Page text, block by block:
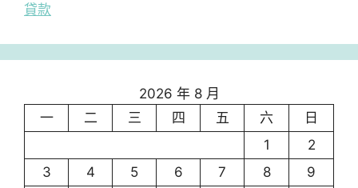
貸款
2026 年 8 月
一
二 三 四 五 六
日
1
2
3
4 5 6 7 8
9